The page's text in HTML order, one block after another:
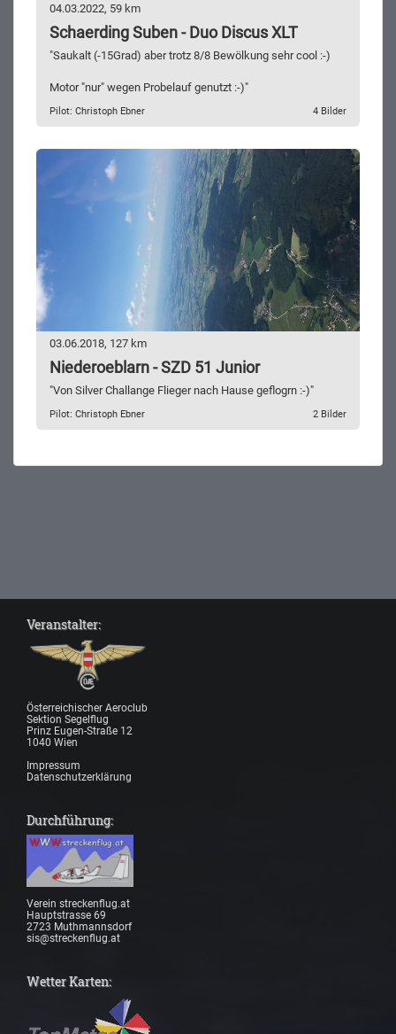
04.03.2022, 59 km
Schaerding Suben - Duo Discus XLT
"Saukalt (-15Grad) aber trotz 8/8 Bewölkung sehr cool :-)
Motor "nur" wegen Probelauf genutzt :-)"
Pilot: Christoph Ebner 4 Bilder
03.06.2018, 127 km
Niederoeblarn - SZD 51 Junior
"Von Silver Challange Flieger nach Hause geflogrn :-)"
Pilot: Christoph Ebner 2 Bilder
Veranstalter:
Österreichischer Aeroclub
Sektion Segelflug
Prinz Eugen-Straße 12
1040 Wien
Impressum
Datenschutzerklärung
Durchführung:
Verein streckenflug.at
Hauptstrasse 69
2723 Muthmannsdorf
sis@streckenflug.at
Wetter Karten: